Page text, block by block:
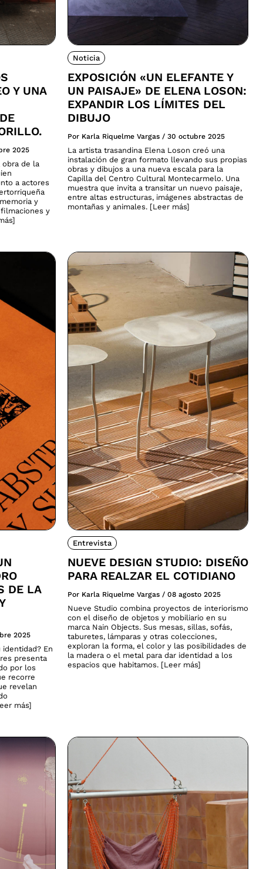
Y UNA
2025
obra de la
a actores
y
y
Noticia
EXPOSICIÓN «UN ELEFANTE Y
UN PAISAJE» DE ELENA LOSON:
EXPANDIR LOS LÍMITES DEL
DIBUJO
Por Karla Riquelme Vargas / 30 octubre 2025
La artista trasandina Elena Loson creó una
instalación de gran formato llevando sus propias
obras y dibujos a una nueva escala para la
Capilla del Centro Cultural Montecarmelo. Una
muestra que invita a transitar un nuevo paisaje,
entre altas estructuras, imágenes abstractas de
montañas y animales. [Leer más]
DE LA
2025
En
presenta
por los
recorre
revelan
más]
Entrevista
NUEVE DESIGN STUDIO: DISEÑO
PARA REALZAR EL COTIDIANO
Por Karla Riquelme Vargas / 08 agosto 2025
Nueve Studio combina proyectos de interiorismo
con el diseño de objetos y mobiliario en su
marca Nain Objects. Sus mesas, sillas, sofás,
taburetes, lámparas y otras colecciones,
exploran la forma, el color y las posibilidades de
la madera o el metal para dar identidad a los
espacios que habitamos. [Leer más]